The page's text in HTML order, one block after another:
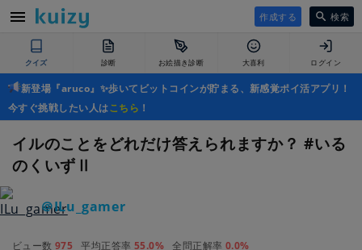
作成する 検索
クイズ 診断 お絵描き診断 大喜利 ログイン
新登場『aruco』✨歩いてビットコインが貯まる、新感覚ポイ活アプリ！
今すぐ挑戦したい人はこちら ！
イルのことをどれだけ答えられますか？ #いる
のくいずⅡ
＠ILu_gamer
ビュー数 975 平均正答率 55.0% 全問正解率 0.0%